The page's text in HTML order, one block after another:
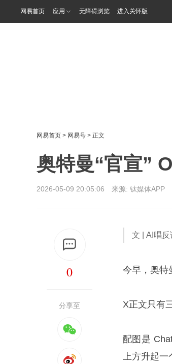
网易首页 应用 无障碍浏览 进入关怀版
网易首页 > 网易号 > 正文
奥特曼“官宣”
2026-05-09 20:05:06 来源: 钛媒体APP
0
分享至
文 | AI唱反
今早， 奥特
X正文只有
配图是
上方升起一